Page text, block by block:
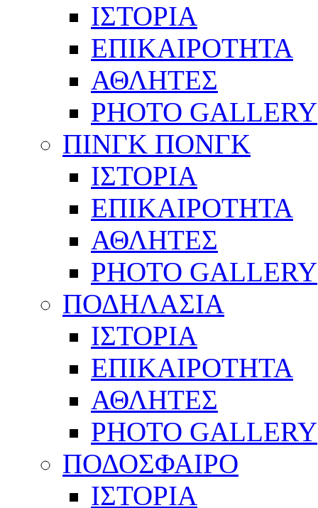
ΙΣΤΟΡΙΑ
ΕΠΙΚΑΙΡΟΤΗΤΑ
ΑΘΛΗΤΕΣ
PHOTO GALLERY
ΠΙΝΓΚ ΠΟΝΓΚ
ΙΣΤΟΡΙΑ
ΕΠΙΚΑΙΡΟΤΗΤΑ
ΑΘΛΗΤΕΣ
PHOTO GALLERY
ΠΟΔΗΛΑΣΙΑ
ΙΣΤΟΡΙΑ
ΕΠΙΚΑΙΡΟΤΗΤΑ
ΑΘΛΗΤΕΣ
PHOTO GALLERY
ΠΟΔΟΣΦΑΙΡΟ
ΙΣΤΟΡΙΑ